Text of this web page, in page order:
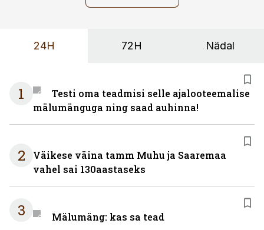
24H 72H Nädal
1
Testi oma teadmisi selle ajalooteemalise
mälumänguga ning saad auhinna!
2
Väikese väina tamm Muhu ja Saaremaa
vahel sai 130aastaseks
3 Mälumäng: kas sa tead